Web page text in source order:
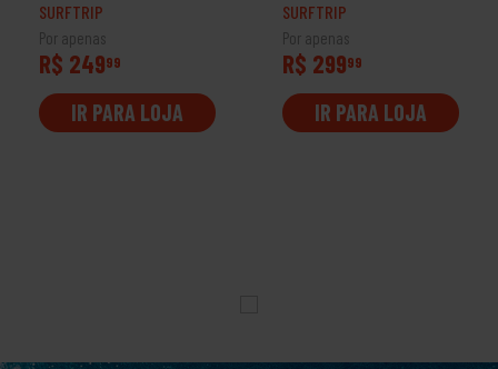
SURFTRIP
Por apenas
R$ 24999
IR PARA LOJA
SURFTRIP
Por apenas
R$ 29999
IR PARA LOJA